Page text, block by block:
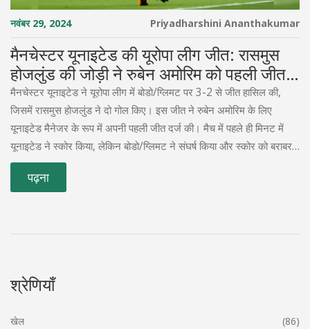
नवंबर 29, 2024 Priyadharshini Ananthakumar
मैनचेस्टर यूनाइटेड की यूरोपा लीग जीत: रासमुस
होजलुंड की जोड़ी ने रुबेन अमोरिम को पहली जीत
दिलाई
मैनचेस्टर यूनाइटेड ने यूरोपा लीग में बोडो/ग्लिमट पर 3-2 से जीत हासिल की,
जिसमें रासमुस होजलुंड ने दो गोल किए। इस जीत ने रुबेन अमोरिम के लिए
यूनाइटेड मैनेजर के रूप में अपनी पहली जीत दर्ज की। मैच में पहले ही मिनट में
यूनाइटेड ने स्कोर किया, लेकिन बोडो/ग्लिमट ने संघर्ष किया और स्कोर को बराबर
करने में सफल रहे। हसन के प्रयास और होजलुंड के प्रदर्शन ने अंततः यूनाइटेड
को जीत दिलाई।
पढ़ना
श्रेणियाँ
खेल (86)